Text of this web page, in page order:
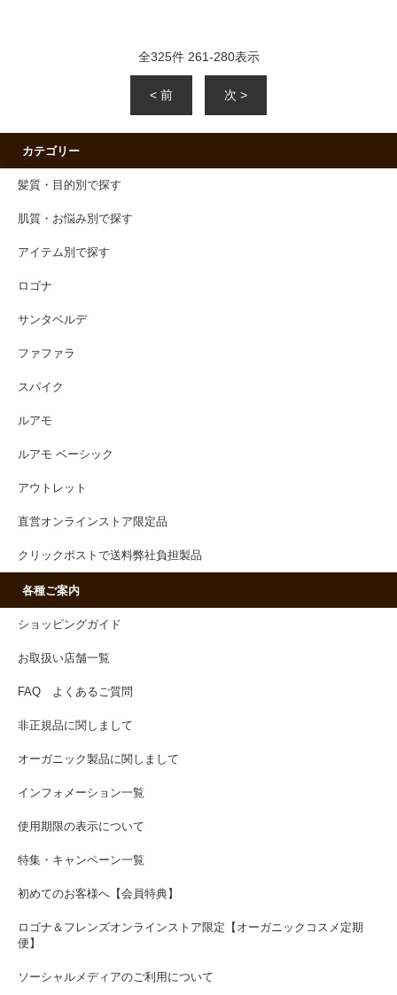
全325件 261-280表示
< 前 次 >
カテゴリー
髪質・目的別で探す
肌質・お悩み別で探す
アイテム別で探す
ロゴナ
サンタベルデ
ファファラ
スパイク
ルアモ
ルアモ ベーシック
アウトレット
直営オンラインストア限定品
クリックポストで送料弊社負担製品
各種ご案内
ショッピングガイド
お取扱い店舗一覧
FAQ よくあるご質問
非正規品に関しまして
オーガニック製品に関しまして
インフォメーション一覧
使用期限の表示について
特集・キャンペーン一覧
初めてのお客様へ【会員特典】
ロゴナ＆フレンズオンラインストア限定【オーガニックコスメ定期
便】
ソーシャルメディアのご利用について